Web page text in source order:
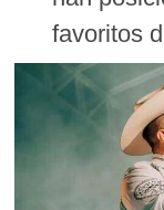
favoritos